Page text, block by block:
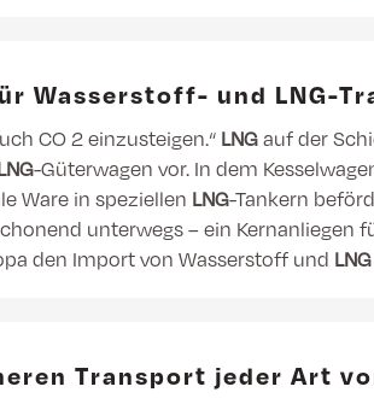
Wasserstoff- und LNG-
CO 2 einzusteigen.“ LNGauf der
-Güterwagen vor. In dem
Ware in speziellen LNG-Tankern
unterwegs – ein Kernanliegen
den Import von Wasserstoff und LNG
Transport jeder Art